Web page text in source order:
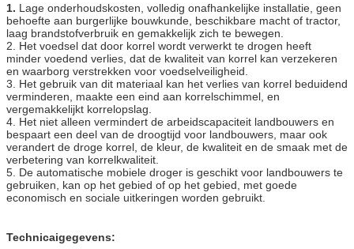
1. Lage onderhoudskosten, volledig onafhankelijke installatie, geen
behoefte aan burgerlijke bouwkunde, beschikbare macht of tractor,
laag brandstofverbruik en gemakkelijk zich te bewegen.
2. Het voedsel dat door korrel wordt verwerkt te drogen heeft
minder voedend verlies, dat de kwaliteit van korrel kan verzekeren
en waarborg verstrekken voor voedselveiligheid.
3. Het gebruik van dit materiaal kan het verlies van korrel beduidend
verminderen, maakte een eind aan korrelschimmel, en
vergemakkelijkt korrelopslag.
4. Het niet alleen vermindert de arbeidscapaciteit landbouwers en
bespaart een deel van de droogtijd voor landbouwers, maar ook
verandert de droge korrel, de kleur, de kwaliteit en de smaak met de
verbetering van korrelkwaliteit.
5. De automatische mobiele droger is geschikt voor landbouwers te
gebruiken, kan op het gebied of op het gebied, met goede
economisch en sociale uitkeringen worden gebruikt.
Technicaigegevens: